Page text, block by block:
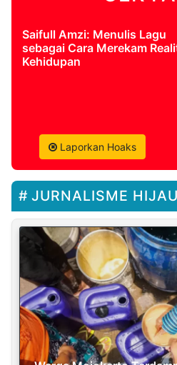
Saifull Amzi: Menulis Lagu
sebagai Cara Merekam
Kehidupan
Laporkan Hoaks
JURNALISME HIJAU